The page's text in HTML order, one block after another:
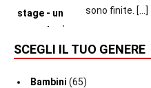
sono finite. […]
SCEGLI IL TUO GENERE
Bambini (65)